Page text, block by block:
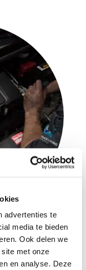
advertenties te
media te bieden
Ook delen we
met onze
en analyse. Deze